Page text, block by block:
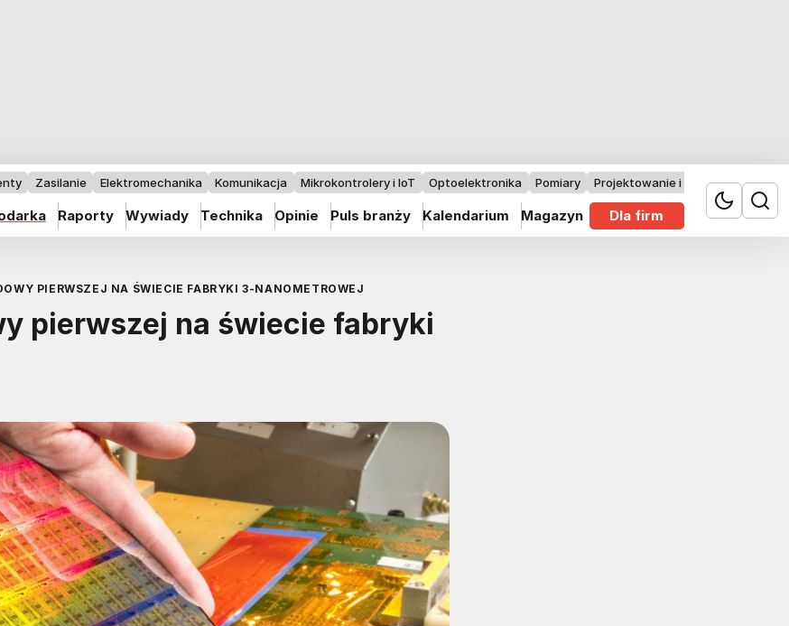
Zasilanie Elektromechanika Komunikacja Mikrokontrolery i IoT Optoelektronika Pomiary Projektowanie i badania
Raporty Wywiady Technika Opinie Puls branży Kalendarium Magazyn Dla firm
PIERWSZEJ NA ŚWIECIE FABRYKI 3-NANOMETROWEJ
pierwszej na świecie fabryki